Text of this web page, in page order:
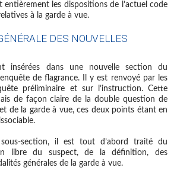
entièrement les dispositions de l’actuel code
à la garde à vue.
DES NOUVELLES
de flagrance. Il y est renvoyé par les
préliminaire et sur l’instruction. Cette
de façon claire de la double question de
de la garde à vue, ces deux points étant en
section, il est tout d’abord traité du
libre du suspect, de la définition, des
générales de la garde à vue.